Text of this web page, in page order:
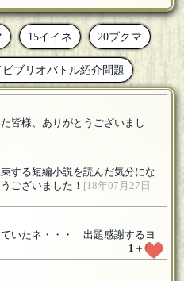
15イイネ 20ブクマ
ビブリオバトル紹介問題
皆様、ありがとうございまし
する短編小説を読んだ気分にな
ございました！ [18年07月27日
いたネ・・・ 出題感謝するヨ
1 ＋